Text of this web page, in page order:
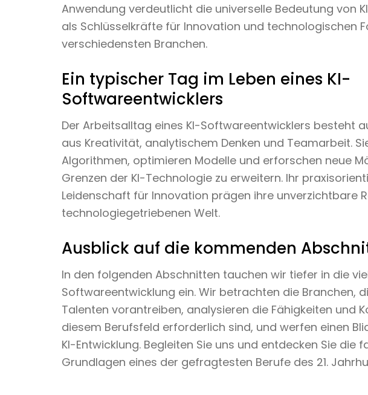
Anwendung verdeutlicht die universelle Bedeutung von
als Schlüsselkräfte für Innovation und technologischen
verschiedensten Branchen.
Ein typischer Tag im Leben eines KI-
Softwareentwicklers
Der Arbeitsalltag eines KI-Softwareentwicklers besteht
aus Kreativität, analytischem Denken und Teamarbeit.
Algorithmen, optimieren Modelle und erforschen neue
Grenzen der KI-Technologie zu erweitern. Ihr
Leidenschaft für Innovation prägen ihre unverzichtbare
technologiegetriebenen Welt.
Ausblick auf die kommenden
In den folgenden Abschnitten tauchen wir tiefer in die
Softwareentwicklung ein. Wir betrachten die Branchen,
Talenten vorantreiben, analysieren die Fähigkeiten und
diesem Berufsfeld erforderlich sind, und werfen einen
KI-Entwicklung. Begleiten Sie uns und entdecken Sie die
Grundlagen eines der gefragtesten Berufe des 21.